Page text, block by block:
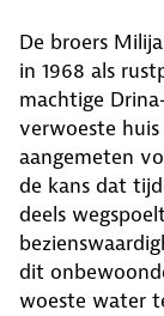
De broers
in 1968 als
machtige
verwoeste
aangemeten
de kans dat
deels
dit
woeste water